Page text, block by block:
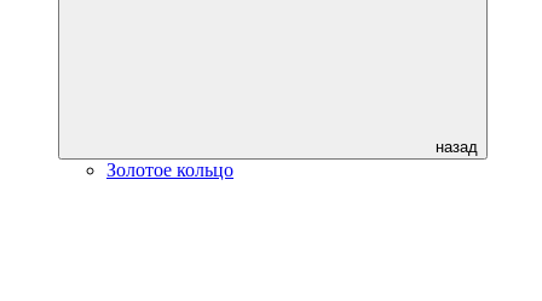
назад
Золотое кольцо